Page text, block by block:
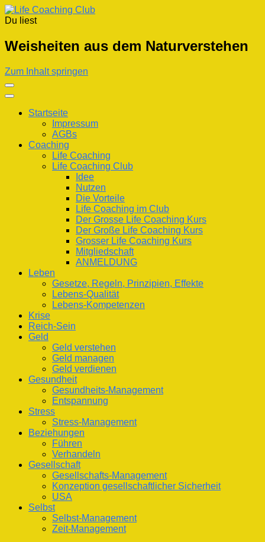
Du liest
Weisheiten aus dem Naturverstehen
Zum Inhalt springen
Startseite
Impressum
AGBs
Coaching
Life Coaching
Life Coaching Club
Idee
Nutzen
Die Vorteile
Life Coaching im Club
Der Grosse Life Coaching Kurs
Der Große Life Coaching Kurs
Grosser Life Coaching Kurs
Mitgliedschaft
ANMELDUNG
Leben
Gesetze, Regeln, Prinzipien, Effekte
Lebens-Qualität
Lebens-Kompetenzen
Krise
Reich-Sein
Geld
Geld verstehen
Geld managen
Geld verdienen
Gesundheit
Gesundheits-Management
Entspannung
Stress
Stress-Management
Beziehungen
Führen
Verhandeln
Gesellschaft
Gesellschafts-Management
Konzeption gesellschaftlicher Sicherheit
USA
Selbst
Selbst-Management
Zeit-Management